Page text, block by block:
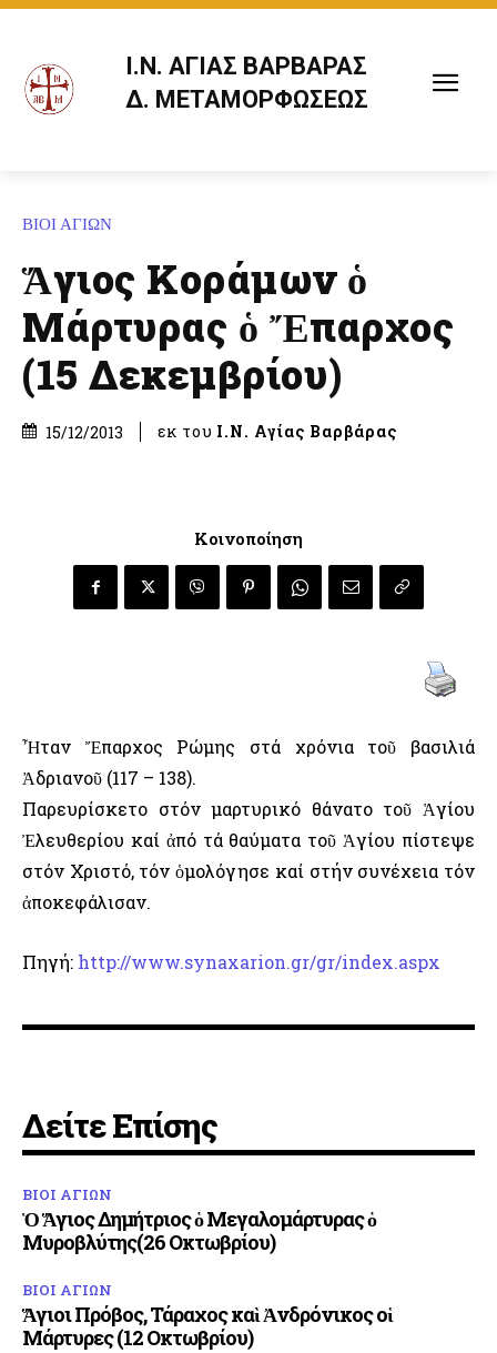
Ι.Ν. ΑΓΙΑΣ ΒΑΡΒΑΡΑΣ
Δ. ΜΕΤΑΜΟΡΦΩΣΕΩΣ
ΒΙΟΙ ΑΓΙΩΝ
Ἅγιος Κοράμων ὁ
Μάρτυρας ὁ Ἔπαρχος
(15 Δεκεμβρίου)
15/12/2013 εκ του Ι.Ν. Αγίας Βαρβάρας
Κοινοποίηση
Ἦταν Ἔπαρχος Ρώμης στά χρόνια τοῦ βασιλιά
Ἀδριανοῦ (117 – 138).
Παρευρίσκετο στόν μαρτυρικό θάνατο τοῦ Ἁγίου
Ἐλευθερίου καί ἀπό τά θαύματα τοῦ Ἁγίου πίστεψε
στόν Χριστό, τόν ὁμολόγησε καί στήν συνέχεια τόν
ἀποκεφάλισαν.
Πηγή: http://www.synaxarion.gr/gr/index.aspx
Δείτε Επίσης
ΒΙΟΙ ΑΓΙΩΝ
Ὁ Ἅγιος Δημήτριος ὁ Μεγαλομάρτυρας ὁ
Μυροβλύτης(26 Οκτωβρίου)
ΒΙΟΙ ΑΓΙΩΝ
Ἅγιοι Πρόβος, Τάραχος καὶ Ἀνδρόνικος οἱ
Μάρτυρες (12 Οκτωβρίου)